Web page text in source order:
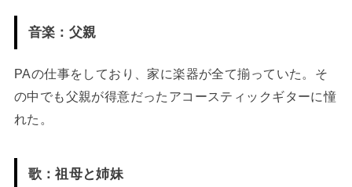
音楽：父親
PAの仕事をしており、家に楽器が全て揃っていた。そ
の中でも父親が得意だったアコースティックギターに憧
れた。
歌：祖母と姉妹